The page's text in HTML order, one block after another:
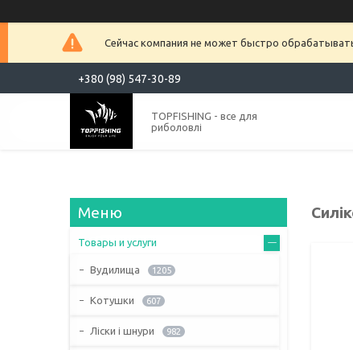
Сейчас компания не может быстро
+380 (98) 547-30-89
TOPFISHING - все для
риболовлі
Товары и услуги
Вудилища 1205
Котушки 607
Ліски і шнури 982